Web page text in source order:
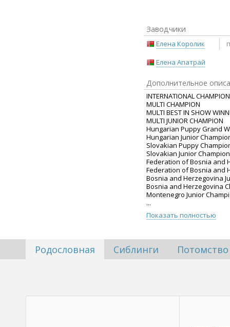
Заводчики
Елена Королик
Елена Апатрай
Дополнительное
INTERNATIONAL
MULTI CHAMPION
MULTI BEST IN SHOW
MULTI JUNIOR CHAMPION
Hungarian Puppy Grand
Hungarian Junior
Slovakian Puppy
Slovakian Junior Champion
Federation of Bosnia and
Federation of Bosnia and
Bosnia and Herzegovina
Bosnia and Herzegovina
Montenegro Junior
...
Показать полностью
Родословная Сиблинги Потомство